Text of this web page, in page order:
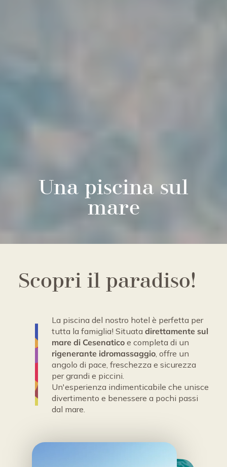
Una piscina sul
mare
Scopri il paradiso!
La piscina del nostro hotel è perfetta per
tutta la famiglia! Situata direttamente sul
mare di Cesenatico e completa di un
rigenerante idromassaggio, offre un
angolo di pace, freschezza e sicurezza
per grandi e piccini.
Un'esperienza indimenticabile che unisce
divertimento e benessere a pochi passi
dal mare.